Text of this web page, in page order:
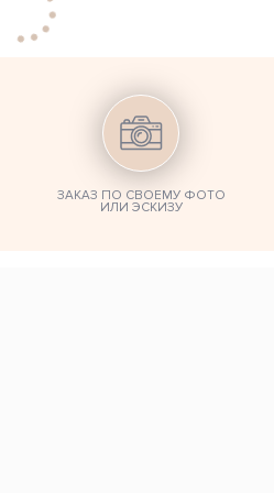
ЗАКАЗ ПО СВОЕМУ ФОТО
ИЛИ ЭСКИЗУ